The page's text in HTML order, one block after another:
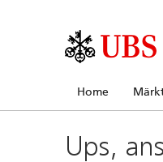
Home
Ups,